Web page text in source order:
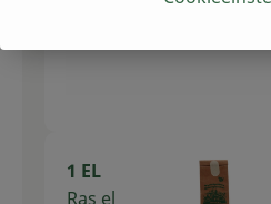
1 EL
Ras el